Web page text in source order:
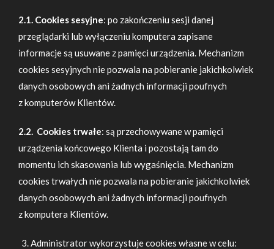
2.1. Cookies sesyjne: po zakończeniu sesji danej
przeglądarki lub wyłączeniu komputera zapisane
informacje są usuwane z pamięci urządzenia. Mechanizm
cookies sesyjnych nie pozwala na pobieranie jakichkolwiek
danych osobowych ani żadnych informacji poufnych
z komputerów Klientów.
2.2. Cookies trwałe: są przechowywane w pamięci
urządzenia końcowego Klienta i pozostają tam do
momentu ich skasowania lub wygaśnięcia. Mechanizm
cookies trwałych nie pozwala na pobieranie jakichkolwiek
danych osobowych ani żadnych informacji poufnych
z komputera Klientów.
Administrator wykorzystuje cookies własne w celu: